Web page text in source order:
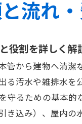
流れ
役割を詳しく解
から建物へ清
汚水や雑排水
るための基本
込み）、屋内